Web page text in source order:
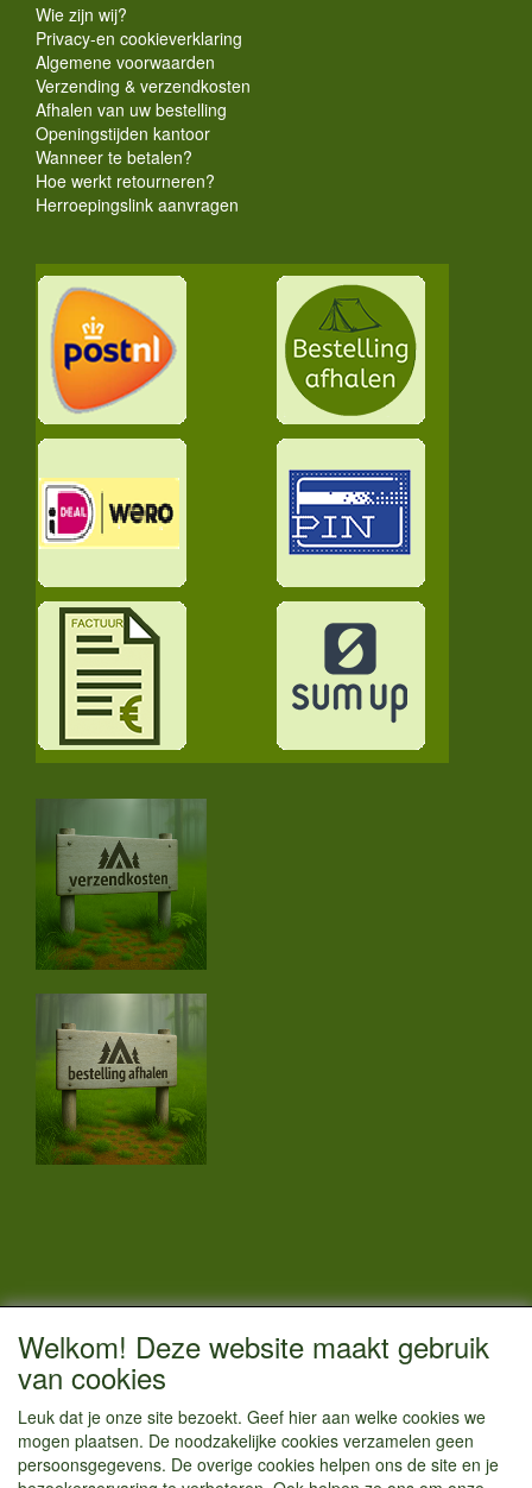
Wie zijn wij?
Privacy-en cookieverklaring
Algemene voorwaarden
Verzending & verzendkosten
Afhalen van uw bestelling
Openingstijden kantoor
Wanneer te betalen?
Hoe werkt retourneren?
Herroepingslink aanvragen
CONTACTGEGEVENS
Vestigingsadres:
Hoofdweg 36
1433 JW Kudelstaart
Welkom! Deze website maakt gebruik
van cookies
Leuk dat je onze site bezoekt. Geef hier aan welke cookies we
mogen plaatsen. De noodzakelijke cookies verzamelen geen
persoonsgegevens. De overige cookies helpen ons de site en je